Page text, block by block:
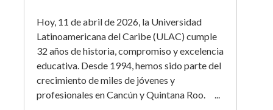
Hoy, 11 de abril de 2026, la Universidad
Latinoamericana del Caribe (ULAC) cumple
32 años de historia, compromiso y excelencia
educativa. Desde 1994, hemos sido parte del
crecimiento de miles de jóvenes y
profesionales en Cancún y Quintana Roo. ...